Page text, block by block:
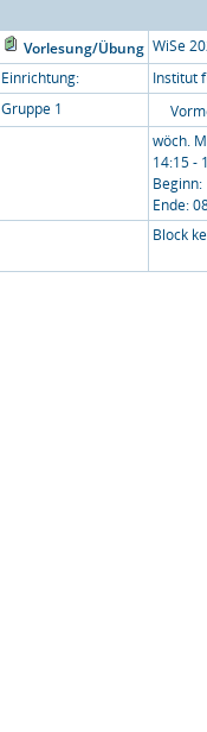
Vorlesung/Übung WiSe
Einrichtung:
Institut
Gruppe 1
wöch.
14:15 -
Ende:
Block